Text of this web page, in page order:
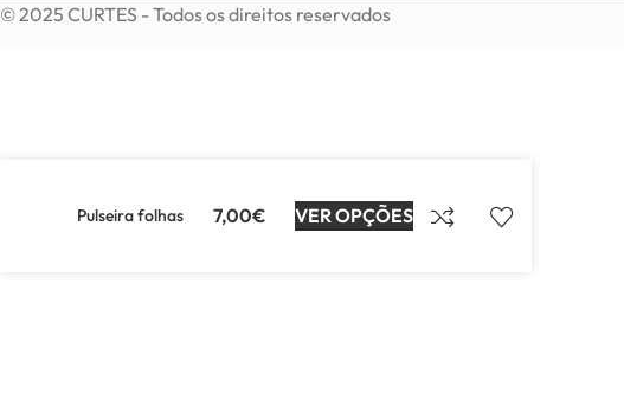
© 2025 CURTES - Todos os direitos reservados
Pulseira folhas 7,00€ VER OPÇÕES